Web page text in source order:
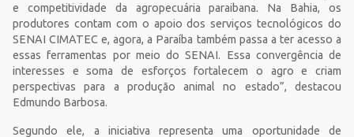
e competitividade da agropecuária paraibana. Na Bahia, os
produtores contam com o apoio dos serviços tecnológicos do
SENAI CIMATEC e, agora, a Paraíba também passa a ter acesso a
essas ferramentas por meio do SENAI. Essa convergência de
interesses e soma de esforços fortalecem o agro e criam
perspectivas para a produção animal no estado”, destacou
Edmundo Barbosa.
Segundo ele, a iniciativa representa uma oportunidade de